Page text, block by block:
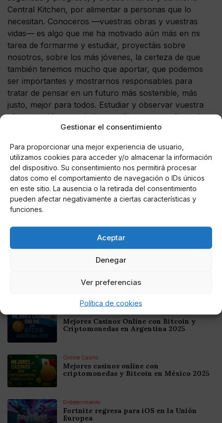
Gestionar el consentimiento
Para proporcionar una mejor experiencia de usuario,
utilizamos cookies para acceder y/o almacenar la información
del dispositivo. Su consentimiento nos permitirá procesar
datos como el comportamiento de navegación o IDs únicos
en este sitio. La ausencia o la retirada del consentimiento
pueden afectar negativamente a ciertas características y
funciones.
Aceptar
Denegar
Ver preferencias
Política de cookies
Central Kitchen, por alimentar a personas que lo
necesitan. Conoceros —vuestras obras y vuestras
vidas— es algo que me ha motivado aún más en mi
tarea de formarme y estudiar, proyectáis sobre
nosotros, sobre los más jóvenes, la certeza de que
también tenemos mucho que aportar, que podemos
ser importantes y mostrarnos responsables para
tratar de pensar en un futuro más sostenible, más
justo, mejor para todos. Estudiar y observar vuestra
obra, queridos premiados, me ilusiona y me llena de
fuerza para seguir asumiendo mis responsabilidades y
AUTOR
Miguel P. Montes
Noticias relacionadas
Colombia 2025: Bitcoin Casinos
Mejores Casinos Online con Bitcoin y
Criptomonedas en Argentina 2025
Online Casino
Mejores casinos online con
criptomonedas y Bitcoin en México 2025
Entretenimiento
Fortnite regresa para iOS en la Unión
Europea